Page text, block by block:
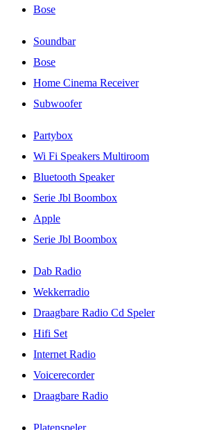
Bose
Soundbar
Bose
Home Cinema Receiver
Subwoofer
Partybox
Wi Fi Speakers Multiroom
Bluetooth Speaker
Serie Jbl Boombox
Apple
Serie Jbl Boombox
Dab Radio
Wekkerradio
Draagbare Radio Cd Speler
Hifi Set
Internet Radio
Voicerecorder
Draagbare Radio
Platenspeler